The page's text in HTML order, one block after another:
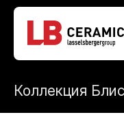
Коллекция